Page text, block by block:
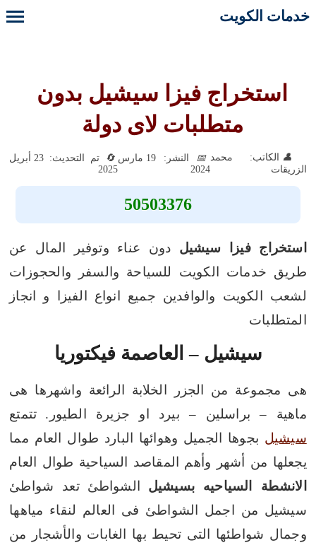
خدمات الكويت
استخراج فيزا سيشيل بدون
متطلبات لاى دولة
الكاتب: محمد
الزريقات
النشر: 19 مارس
2024
تم التحديث: 23 أبريل
2025
50503376
استخراج فيزا سيشيل دون عناء وتوفير المال عن
طريق خدمات الكويت للسياحة والسفر والحجوزات
لشعب الكويت والوافدين جميع انواع الفيزا و انجاز
المتطلبات
سيشيل – العاصمة فيكتوريا
هى مجموعة من الجزر الخلابة الرائعة واشهرها هى
ماهية – براسلين – بيرد او جزيرة الطيور.
تتمتع
سيشيل بجوها الجميل وهوائها البارد طوال العام مما
يجعلها من أشهر وأهم المقاصد السياحية طوال العام
الانشطة السياحيه بسيشيل
الشواطئ تعد شواطئ
سيشيل من اجمل الشواطئ فى العالم لنقاء مياهها
وجمال شواطئها التى تحيط بها الغابات والأشجار من